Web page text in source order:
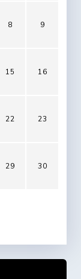
8 9
15 16
22 23
29 30